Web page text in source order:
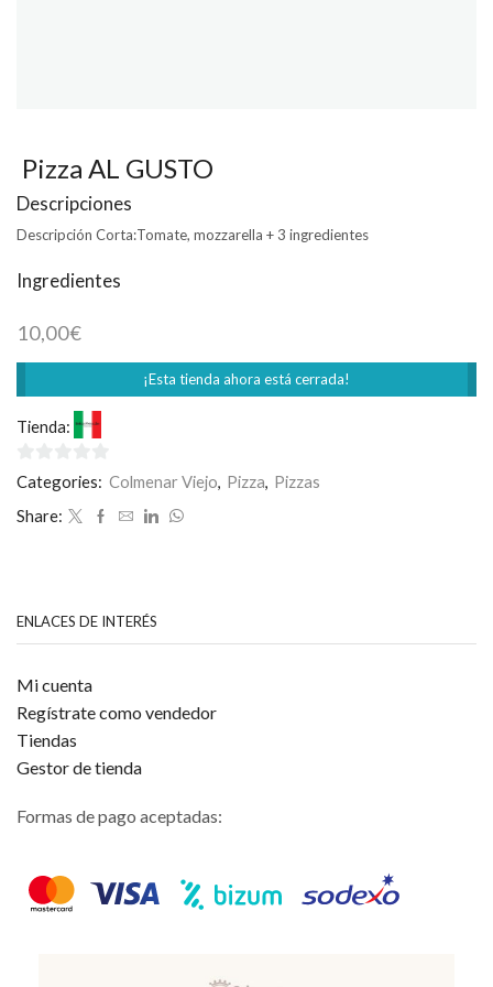
Pizza AL GUSTO
Descripciones
Descripción Corta:Tomate, mozzarella + 3 ingredientes
Ingredientes
10,00€
¡Esta tienda ahora está cerrada!
Tienda:
0
5
Categories: Colmenar Viejo Pizza Pizzas
Share:
ENLACES DE INTERÉS
Mi cuenta
Regístrate como vendedor
Tiendas
Gestor de tienda
Formas de pago aceptadas: